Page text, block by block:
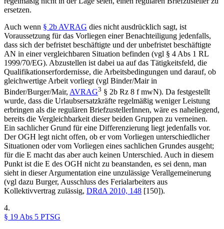
ersetzen.
Auch wenn § 2b AVRAG dies nicht ausdrücklich sagt, ist
Voraussetzung für das Vorliegen einer Benachteiligung jedenfalls,
dass sich der befristet beschäftigte und der unbefristet beschäftigte
AN in einer vergleichbaren Situation befinden (vgl § 4 Abs 1 RL
1999/70/EG). Abzustellen ist dabei ua auf das Tätigkeitsfeld, die
Qualifikationserfordernisse, die Arbeitsbedingungen und darauf, ob
gleichwertige Arbeit vorliegt (vgl Binder/Mairin
Binder/Burger/Mair, AVRAG3 § 2b Rz 8 f mwN). Da festgestellt
wurde, dass die Urlaubsersatzkräfte regelmäßig weniger Leistung
erbringen als die regulären BriefzustellerInnen, wäre es naheliegend,
bereits die Vergleichbarkeit dieser beiden Gruppen zu verneinen.
Ein sachlicher Grund für eine Differenzierung liegt jedenfalls vor.
Der OGH legt nicht offen, ob er vom Vorliegen unterschiedlicher
Situationen oder vom Vorliegen eines sachlichen Grundes ausgeht;
für die E macht das aber auch keinen Unterschied. Auch in diesem
Punkt ist die E des OGH nicht zu beanstanden, es sei denn, man
sieht in dieser Argumentation eine unzulässige Verallgemeinerung
(vgl dazu Burger, Ausschluss des Ferialarbeiters aus
Kollektivvertrag zulässig, DRdA 2010, 148 [150]).
4.
§ 19 Abs 5 PTSG